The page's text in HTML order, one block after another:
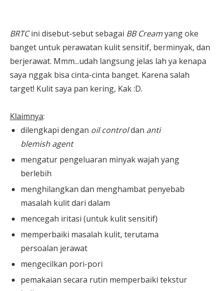
BRTCini disebut-sebut sebagai BB Creamyang oke
banget untuk perawatan kulit sensitif, berminyak, dan
berjerawat. Mmm...udah langsung jelas lah ya kenapa
saya nggak bisa cinta-cinta banget. Karena salah
target! Kulit saya pan kering, Kak :D.
Klaimnya:
dilengkapi dengan oil controldan anti
blemish agent
mengatur pengeluaran minyak wajah yang
berlebih
menghilangkan dan menghambat penyebab
masalah kulit dari dalam
mencegah iritasi (untuk kulit sensitif)
memperbaiki masalah kulit, terutama
persoalan jerawat
mengecilkan pori-pori
pemakaian secara rutin memperbaiki tekstur